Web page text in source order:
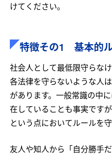
けてください。
特徴その1 基本的
社会人として最低限守らな
各法律を守らないような人
があります。一般常識の中
在していることも事実です
という点においてルールを
友人や知人から「自分勝手